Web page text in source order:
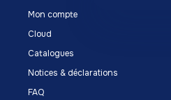
Mon compte
Cloud
Catalogues
Notices & déclarations
FAQ